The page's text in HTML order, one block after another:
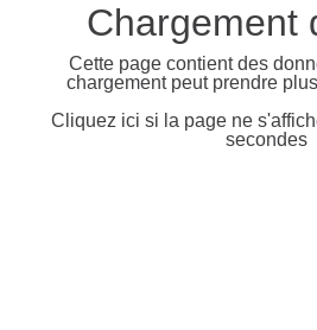
Chargement
Cette page contient des
chargement peut prendre
Cliquez ici si la page ne
secondes